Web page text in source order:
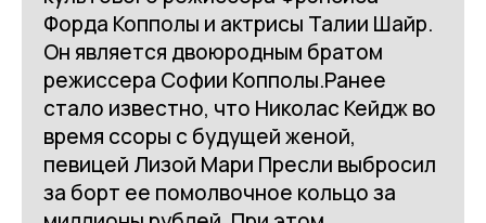
Форда Копполы и актрисы Талии Шайр.
Он является двоюродным братом
режиссера Софии Копполы.Ранее
стало известно, что Николас Кейдж во
время ссоры с будущей женой,
певицей Лизой Мари Пресли выбросил
за борт ее помолвочное кольцо за